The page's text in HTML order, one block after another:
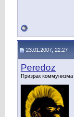
23.01.2007, 22:27
Peredoz
Призрак коммунизма